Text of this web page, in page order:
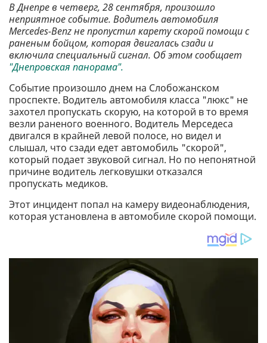
В Днепре в четверг, 28 сентября, произошло
неприятное событие. Водитель автомобиля
Mercedes-Benz не пропустил карету скорой помощи с
раненым бойцом, которая двигалась сзади и
включила специальный сигнал. Об этом сообщает
"Днепровская панорама".
Событие произошло днем ​​на Слобожанском
проспекте. Водитель автомобиля класса "люкс" не
захотел пропускать скорую, на которой в то время
везли раненого военного. Водитель Мерседеса
двигался в крайней левой полосе, но видел и
слышал, что сзади едет автомобиль "скорой",
который подает звуковой сигнал. Но по непонятной
причине водитель легковушки отказался
пропускать медиков.
Этот инцидент попал на камеру видеонаблюдения,
которая установлена ​​в автомобиле скорой помощи.